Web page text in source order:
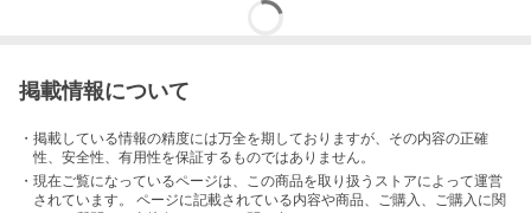
掲載情報について
・掲載している情報の精度には万全を期しておりますが、その内容の正確
性、安全性、有用性を保証するものではありません。
・現在ご覧になっているページは、この商品を取り扱うストアによって運営
されています。 ページに記載されている内容や商品、ご購入 、ご購入に関